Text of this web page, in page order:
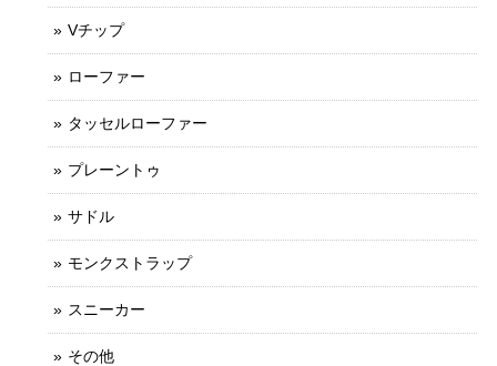
Vチップ
ローファー
タッセルローファー
プレーントゥ
サドル
モンクストラップ
スニーカー
その他